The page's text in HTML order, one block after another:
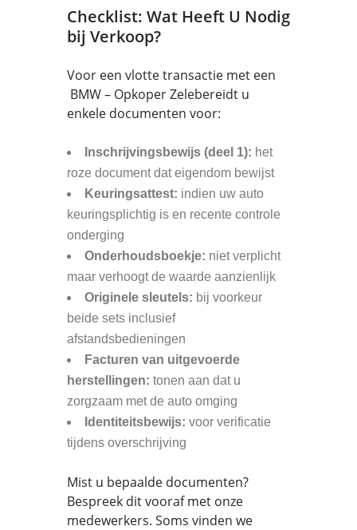
Checklist: Wat Heeft U Nodig
bij Verkoop?
Voor een vlotte transactie met een
BMW – Opkoper Zelebereidt u
enkele documenten voor:
Inschrijvingsbewijs (deel 1): het
roze document dat eigendom bewijst
Keuringsattest: indien uw auto
keuringsplichtig is en recente controle
onderging
Onderhoudsboekje: niet verplicht
maar verhoogt de waarde aanzienlijk
Originele sleutels: bij voorkeur
beide sets inclusief
afstandsbedieningen
Facturen van uitgevoerde
herstellingen: tonen aan dat u
zorgzaam met de auto omging
Identiteitsbewijs: voor verificatie
tijdens overschrijving
Mist u bepaalde documenten?
Bespreek dit vooraf met onze
medewerkers. Soms vinden we